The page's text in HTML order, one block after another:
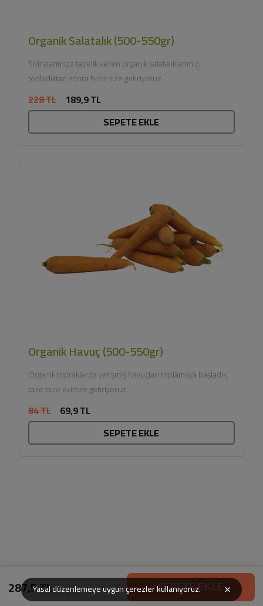
287,5 TL SEPETE EKLE
Organik Salatalık (500-550gr)
Sofralarımıza tazelik veren organik salatalıklarımızı
topladıktan sonra hızla size getiriyoruz....
228 TL 189,9 TL
SEPETE EKLE
Organik Havuç (500-550gr)
Organik topraklarda yetişmiş havuçları toplamaya başladık,
taze taze evinize getiriyoruz....
84 TL 69,9 TL
SEPETE EKLE
Yasal düzenlemeye uygun çerezler kullanıyoruz. ×